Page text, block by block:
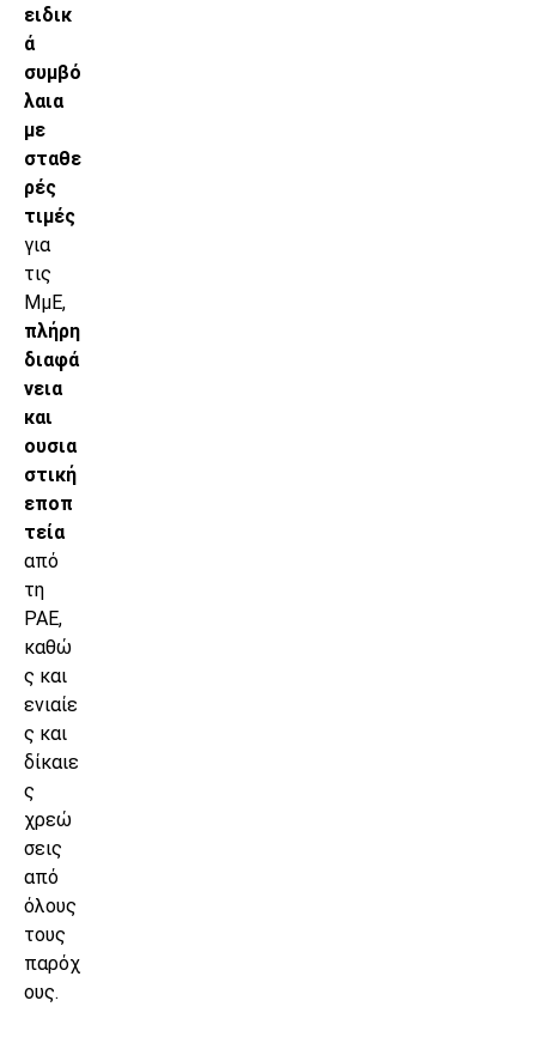
ειδικ
ά
συμβό
λαια
με
σταθε
ρές
τιμές
για
τις
ΜμΕ,
πλήρη
διαφά
νεια
και
ουσια
στική
εποπ
τεία
από
τη
ΡΑΕ,
καθώ
ς και
ενιαίε
ς και
δίκαιε
ς
χρεώ
σεις
από
όλους
τους
παρόχ
ους.